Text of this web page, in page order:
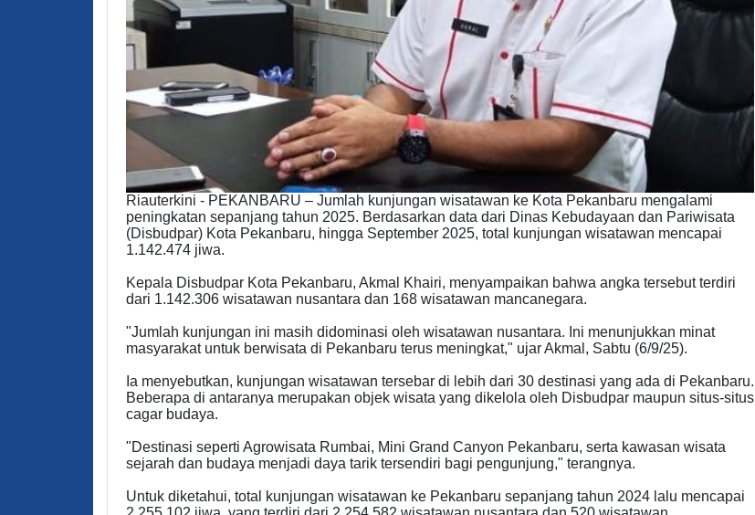
Riauterkini - PEKANBARU – Jumlah kunjungan wisatawan ke Kota Pekanbaru mengalami
peningkatan sepanjang tahun 2025. Berdasarkan data dari Dinas Kebudayaan dan Pariwisata
(Disbudpar) Kota Pekanbaru, hingga September 2025, total kunjungan wisatawan mencapai
1.142.474 jiwa.
Kepala Disbudpar Kota Pekanbaru, Akmal Khairi, menyampaikan bahwa angka tersebut terdiri
dari 1.142.306 wisatawan nusantara dan 168 wisatawan mancanegara.
"Jumlah kunjungan ini masih didominasi oleh wisatawan nusantara. Ini menunjukkan minat
masyarakat untuk berwisata di Pekanbaru terus meningkat," ujar Akmal, Sabtu (6/9/25).
Ia menyebutkan, kunjungan wisatawan tersebar di lebih dari 30 destinasi yang ada di Pekanbaru.
Beberapa di antaranya merupakan objek wisata yang dikelola oleh Disbudpar maupun situs-situs
cagar budaya.
"Destinasi seperti Agrowisata Rumbai, Mini Grand Canyon Pekanbaru, serta kawasan wisata
sejarah dan budaya menjadi daya tarik tersendiri bagi pengunjung," terangnya.
Untuk diketahui, total kunjungan wisatawan ke Pekanbaru sepanjang tahun 2024 lalu mencapai